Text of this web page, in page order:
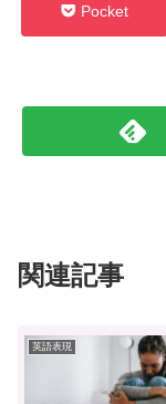
Pocket
関連記事
英語表現